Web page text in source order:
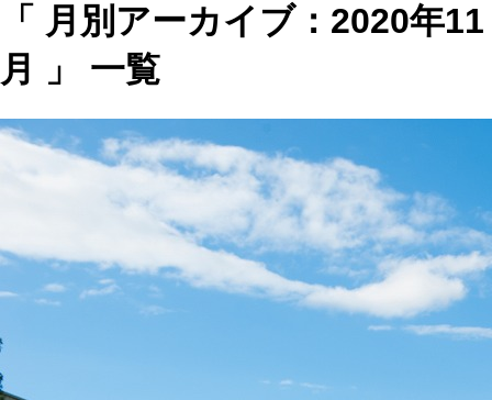
「 月別アーカイブ：2020年11
月 」 一覧